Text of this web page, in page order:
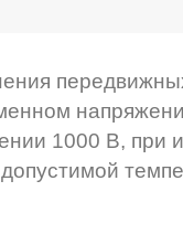
1000 В, при